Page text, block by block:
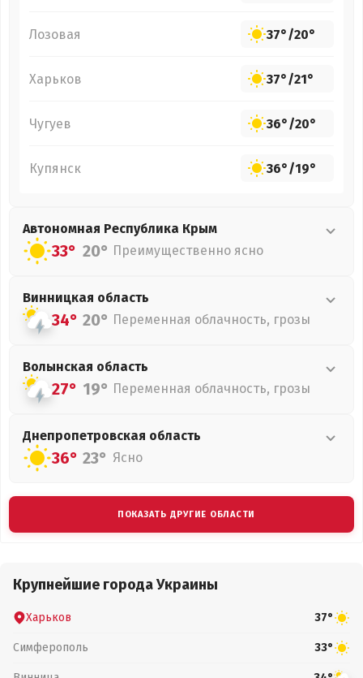
Лозовая 37°/20°
Харьков 37°/21°
Чугуев 36°/20°
Купянск 36°/19°
Автономная Республика Крым
33° 20° Преимущественно ясно
Винницкая область
34° 20° Переменная облачность, грозы
Волынская область
27° 19° Переменная облачность, грозы
Днепропетровская область
36° 23° Ясно
ПОКАЗАТЬ ДРУГИЕ ОБЛАСТИ
Крупнейшие города Украины
Харьков 37°
Симферополь 33°